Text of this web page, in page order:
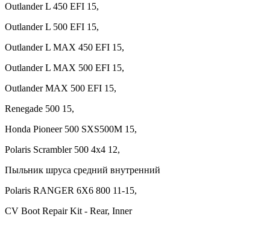
Outlander L 450 EFI 15,
Outlander L 500 EFI 15,
Outlander L MAX 450 EFI 15,
Outlander L MAX 500 EFI 15,
Outlander MAX 500 EFI 15,
Renegade 500 15,
Honda Pioneer 500 SXS500M 15,
Polaris Scrambler 500 4x4 12,
Пыльник шруса средний внутренний
Polaris RANGER 6X6 800 11-15,
CV Boot Repair Kit - Rear, Inner